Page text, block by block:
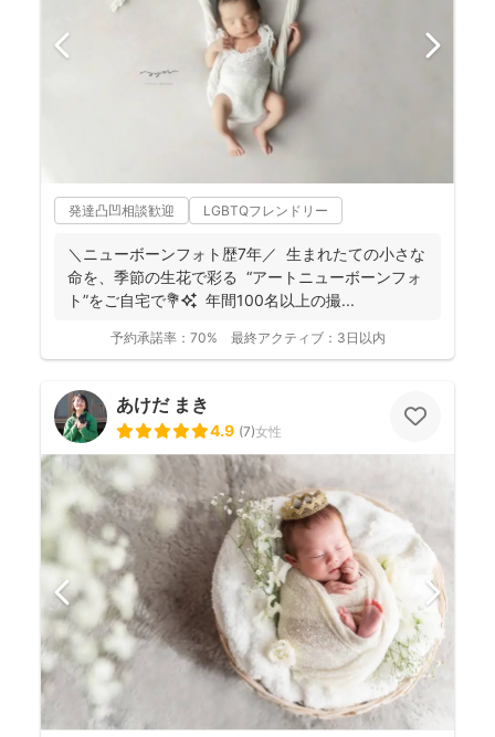
発達凸凹相談歓迎 LGBTQフレンドリー
＼ニューボーンフォト歴7年／ 生まれたての小さな
命を、季節の生花で彩る “アートニューボーンフォ
ト”をご自宅で💐✨ 年間100名以上の撮...
予約承諾率： 70% 最終アクティブ： 3日以内
あけだ まき
4.9 (7)女性